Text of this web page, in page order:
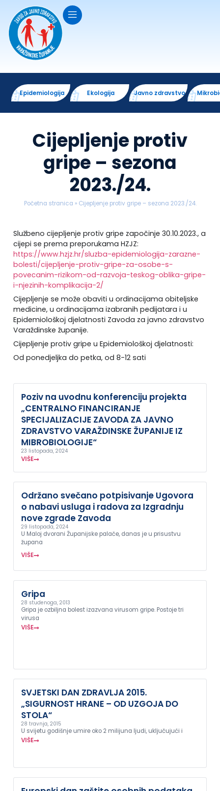
Epidemiologija Ekologija Javno zdravstvo
Cijepljenje protiv
gripe – sezona
2023./24.
Početna stranica » Cijepljenje protiv gripe – sezona 2023./24.
Službeno cijepljenje protiv gripe započinje 30.10.2023., a
cijepi se prema preporukama HZJZ:
https://www.hzjz.hr/sluzba-epidemiologija-zarazne-
bolesti/cijepljenje-protiv-gripe-za-osobe-s-
povecanim-rizikom-od-razvoja-teskog-oblika-gripe-
i-njezinih-komplikacija-2/
Cijepljenje se može obaviti u ordinacijama obiteljske
medicine, u ordinacijama izabranih pedijatara i u
Epidemiološkoj djelatnosti Zavoda za javno zdravstvo
Varaždinske županije.
Cijepljenje protiv gripe u Epidemiološkoj djelatnosti:
Od ponedjeljka do petka, od 8-12 sati
Poziv na uvodnu konferenciju projekta
„CENTRALNO FINANCIRANJE
SPECIJALIZACIJE ZAVODA ZA JAVNO
ZDRAVSTVO VARAŽDINSKE ŽUPANIJE IZ
MIBROBIOLOGIJE“
23 listopada, 2024
VIŠE
Održano svečano potpisivanje Ugovora
o nabavi usluga i radova za Izgradnju
nove zgrade Zavoda
29 listopada, 2024
U Maloj dvorani Županijske palače, danas je u prisustvu
župana
VIŠE
Gripa
28 studenoga, 2013
Gripa je ozbiljna bolest izazvana virusom gripe. Postoje tri
virusa
VIŠE
SVJETSKI DAN ZDRAVLJA 2015.
„SIGURNOST HRANE – OD UZGOJA DO
STOLA“
28 travnja, 2015
U svijetu godišnje umire oko 2 milijuna ljudi, uključujući i
VIŠE